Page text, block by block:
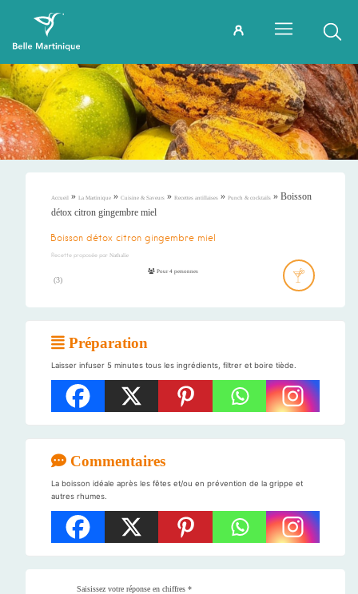
Accueil » La Martinique » Cuisine & Saveurs » Recettes antillaises » Punch & cocktails » Boisson
détox citron gingembre miel
Boisson détox citron gingembre miel
Recette proposée par Nathalie
(3)
Pour 4 personnes
Préparation
Laisser infuser 5 minutes tous les ingrédients, filtrer et boire tiède.
Commentaires
La boisson idéale après les fêtes et/ou en prévention de la grippe et
autres rhumes.
Saisissez votre réponse en chiffres *